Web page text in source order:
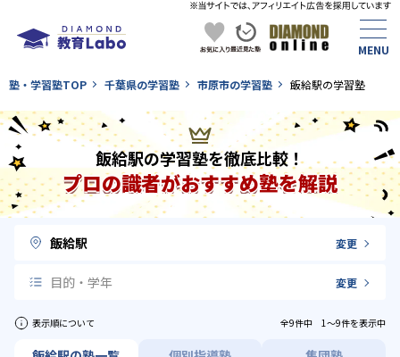
塾・学習塾TOP 千葉県の学習塾 市原市の学習塾 飯給駅の学習塾
飯給駅の学習塾を徹底比較！
プロの識者がおすすめ塾を解説
飯給駅 変更
目的・学年 変更
表示順について 全9件中 1〜9件を表示中